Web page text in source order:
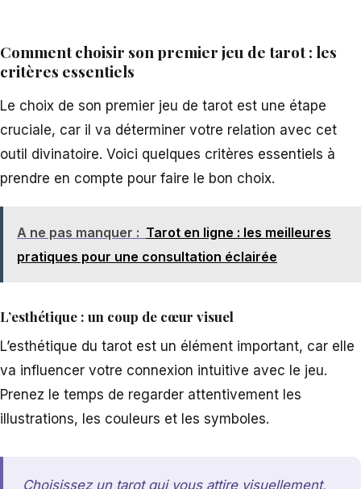
Comment choisir son premier jeu de tarot : les
critères essentiels
Le choix de son premier jeu de tarot est une étape
cruciale, car il va déterminer votre relation avec cet
outil divinatoire. Voici quelques critères essentiels à
prendre en compte pour faire le bon choix.
A ne pas manquer : Tarot en ligne : les meilleures
pratiques pour une consultation éclairée
L’esthétique : un coup de cœur visuel
L’esthétique du tarot est un élément important, car elle
va influencer votre connexion intuitive avec le jeu.
Prenez le temps de regarder attentivement les
illustrations, les couleurs et les symboles.
Choisissez un tarot qui vous attire visuellement,